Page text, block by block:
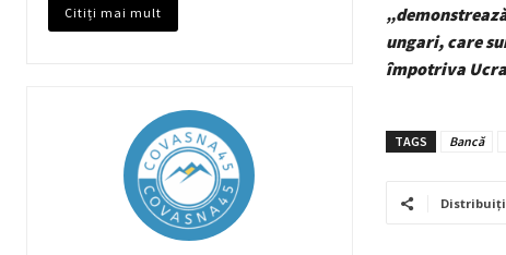
Citiți mai mult
ungari, care
împotriva
TAGS Bancă
Distribuiți